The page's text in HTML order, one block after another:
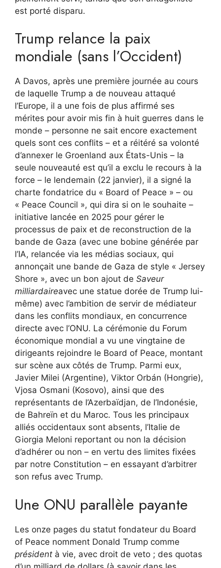
est porté disparu.
Trump relance la paix
mondiale (sans l’Occident)
A Davos, après une première journée au cours
de laquelle Trump a de nouveau attaqué
l’Europe, il a une fois de plus affirmé ses
mérites pour avoir mis fin à huit guerres dans le
monde – personne ne sait encore exactement
quels sont ces conflits – et a réitéré sa volonté
d’annexer le Groenland aux États-Unis – la
seule nouveauté est qu’il a exclu le recours à la
force – le lendemain (22 janvier), il a signé la
charte fondatrice du « Board of Peace » – ou
« Peace Council », qui dira si on le souhaite –
initiative lancée en 2025 pour gérer le
processus de paix et de reconstruction de la
bande de Gaza (avec une bobine générée par
l’IA, relancée via les médias sociaux, qui
annonçait une bande de Gaza de style « Jersey
Shore », avec un bon ajout de Saveur
milliardaireavec une statue dorée de Trump lui-
même) avec l’ambition de servir de médiateur
dans les conflits mondiaux, en concurrence
directe avec l’ONU. La cérémonie du Forum
économique mondial a vu une vingtaine de
dirigeants rejoindre le Board of Peace, montant
sur scène aux côtés de Trump. Parmi eux,
Javier Milei (Argentine), Viktor Orbán (Hongrie),
Vjosa Osmani (Kosovo), ainsi que des
représentants de l’Azerbaïdjan, de l’Indonésie,
de Bahreïn et du Maroc. Tous les principaux
alliés occidentaux sont absents, l’Italie de
Giorgia Meloni reportant ou non la décision
d’adhérer ou non – en vertu des limites fixées
par notre Constitution – en essayant d’arbitrer
son refus avec Trump.
Une ONU parallèle payante
Les onze pages du statut fondateur du Board
of Peace nomment Donald Trump comme
président à vie, avec droit de veto ; des quotas